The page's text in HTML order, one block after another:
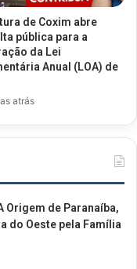
de Coxim abre
pública para a
da Lei
Anual (LOA) de
atrás
Origem de Paranaíba,
do Oeste pela Família